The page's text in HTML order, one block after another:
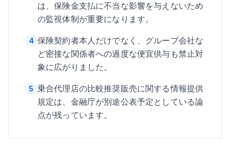
は、保険金支払に不当な影響を与えないため
の監視体制が重要になります。
4 保険契約者本人だけでなく、グループ会社な
ど密接な関係者への過度な便宜供与も禁止対
象に広がりました。
5 乗合代理店の比較推奨販売に関する情報提供
規定は、金融庁が別途公表予定としている論
点が残っています。